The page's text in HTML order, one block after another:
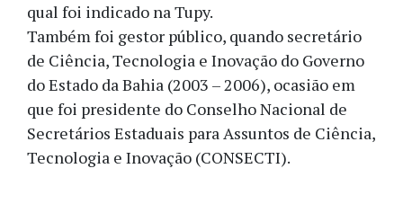
qual foi indicado na Tupy.
Também foi gestor público, quando secretário
de Ciência, Tecnologia e Inovação do Governo
do Estado da Bahia (2003 – 2006), ocasião em
que foi presidente do Conselho Nacional de
Secretários Estaduais para Assuntos de Ciência,
Tecnologia e Inovação (CONSECTI).